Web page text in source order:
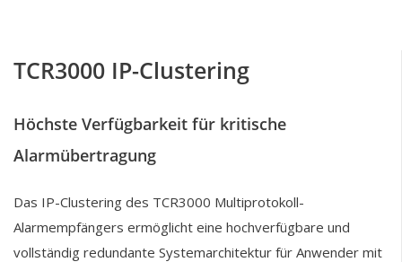
TCR3000 IP-Clustering
Höchste Verfügbarkeit für kritische
Alarmübertragung
Das IP-Clustering des TCR3000 Multiprotokoll-
Alarmempfängers ermöglicht eine hochverfügbare und
vollständig redundante Systemarchitektur für Anwender mit